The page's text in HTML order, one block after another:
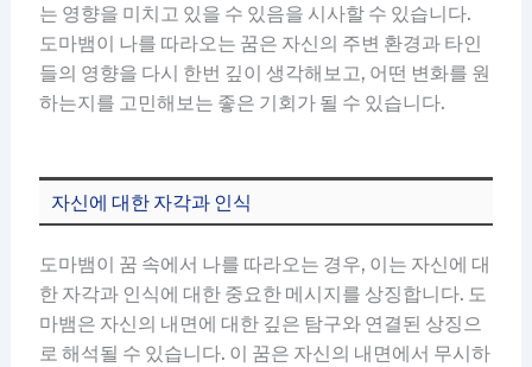
는 영향을 미치고 있을 수 있음을 시사할 수 있습니다.
도마뱀이 나를 따라오는 꿈은 자신의 주변 환경과 타인
들의 영향을 다시 한번 깊이 생각해보고, 어떤 변화를 원
하는지를 고민해보는 좋은 기회가 될 수 있습니다.
자신에 대한 자각과 인식
도마뱀이 꿈 속에서 나를 따라오는 경우, 이는 자신에 대
한 자각과 인식에 대한 중요한 메시지를 상징합니다. 도
마뱀은 자신의 내면에 대한 깊은 탐구와 연결된 상징으
로 해석될 수 있습니다. 이 꿈은 자신의 내면에서 무시하